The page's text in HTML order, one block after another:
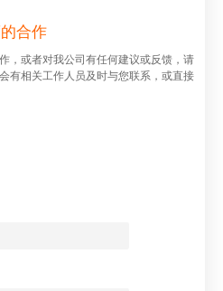
合作
，或者对我公司有任何建议或反馈，请
有相关⼯作⼈员及时与您联系，或直接